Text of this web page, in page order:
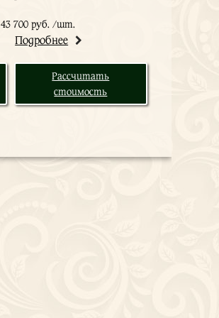
43 700 руб. /шт.
Подробнее
Рассчитать
стоимость